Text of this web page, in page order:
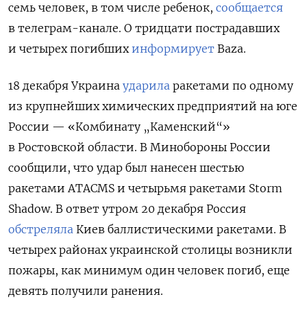
семь человек, в том числе ребенок, сообщается
в телеграм-канале. О тридцати пострадавших
и четырех погибшихинформирует Baza.
18 декабря Украина ударила ракетами по одному
из крупнейших химических предприятий на юге
России — «Комбинату „Каменский“»
в Ростовской области. В Минобороны России
сообщили, что удар был нанесен шестью
ракетами ATACMS и четырьмя ракетами Storm
Shadow. В ответ утром 20 декабря Россия
обстреляла Киев баллистическими ракетами. В
четырех районах украинской столицы возникли
пожары, как минимум один человек погиб, еще
девять получили ранения.